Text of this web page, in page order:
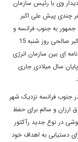
وی با رئیس سازمان
چندی پیش علی اکبر
به جنوب فرانسه و
بازدید آنها از پروژه جهانی ایتر صورت می گیرد. علی اکبر صالحی روز شنبه 15
ای بین سازمان انرژی
سال میلادی جاری
جنوب فرانسه نزدیک شهر
ارزان و سالم برای حفظ
در نوع جدید رآکتور
دستیابی به اهداف خود